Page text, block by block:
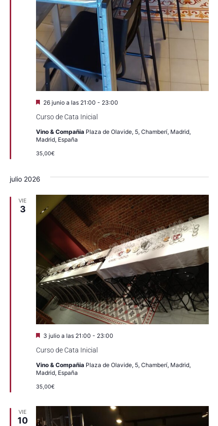
Curso de Cata Inicial
Destacado
26 junio a las 21:00 - 23:00
Vino & Compañia Plaza de Olavide, 5, Chamberí, Madrid,
Madrid, España
35,00€
julio 2026
VIE
3
Curso de Cata Inicial
Destacado
3 julio a las 21:00 - 23:00
Vino & Compañia Plaza de Olavide, 5, Chamberí, Madrid,
Madrid, España
35,00€
VIE
10